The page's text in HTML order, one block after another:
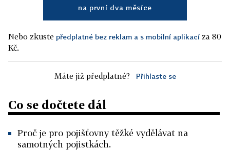
na první dva měsíce
Nebo zkuste předplatné bez reklam a s mobilní aplikací za 80
Kč.
Máte již předplatné? Přihlaste se
Co se dočtete dál
Proč je pro pojišťovny těžké vydělávat na
samotných pojistkách.